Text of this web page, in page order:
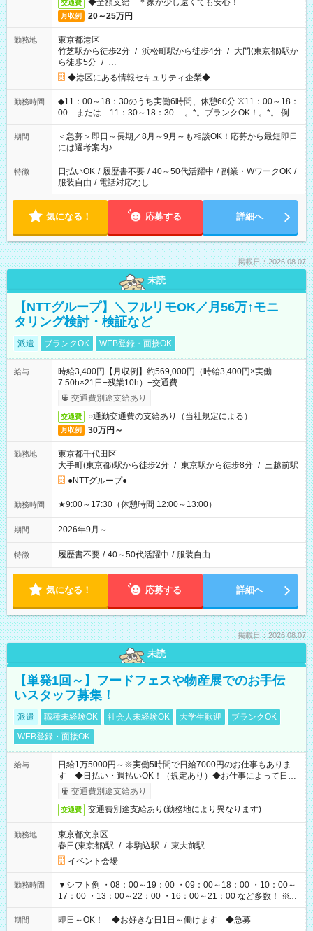
交通費 ◆全額支給 ＊家が少し遠くても安心！
月収例 20～25万円
勤務地
東京都港区
竹芝駅から徒歩2分 / 浜松町駅から徒歩4分 / 大門(東京都)駅か
ら徒歩5分 / …
◆港区にある情報セキュリティ企業◆
勤務時間
◆11：00～18：30のうち実働6時間、休憩60分 ※11：00～18：
00 または 11：30～18：30 。*。ブランクOK！。*。 例え
ば前職が、 在宅/財団法人/事務/コールセンター/受付/販売/カフェ
スタッフ スイーツ販売/ホテルフロント/化粧品販売/など 様々な
業界から入社して活躍されています♪
期間
＜急募＞即日～長期／8月～9月～も相談OK！応募から最短即日
には選考案内♪
特徴 日払いOK / 履歴書不要 / 40～50代活躍中 / 副業・WワークOK /
服装自由 / 電話対応なし
気になる！ 応募する 詳細へ
掲載日：2026.08.07
未読
【NTTグループ】＼フルリモOK／月56万↑モニ
タリング検討・検証など
派遣 ブランクOK WEB登録・面接OK
給与
時給3,400円【月収例】約569,000円（時給3,400円×実働
7.50h×21日+残業10h）+交通費
交通費別途支給あり
交通費 ○通勤交通費の支給あり（当社規定による）
月収例 30万円～
勤務地
東京都千代田区
大手町(東京都)駅から徒歩2分 / 東京駅から徒歩8分 / 三越前駅
●NTTグループ●
勤務時間 ★9:00～17:30（休憩時間 12:00～13:00）
期間 2026年9月～
特徴 履歴書不要 / 40～50代活躍中 / 服装自由
気になる！ 応募する 詳細へ
掲載日：2026.08.07
未読
【単発1回～】フードフェスや物産展でのお手伝
いスタッフ募集！
派遣 職種未経験OK 社会人未経験OK 大学生歓迎
ブランクOK
WEB登録・面接OK
給与
日給1万5000円～※実働5時間で日給7000円のお仕事もありま
す ◆日払い・週払いOK！（規定あり）◆お仕事によって日給
も異なります
交通費別途支給あり
交通費 交通費別途支給あり(勤務地により異なります)
勤務地
東京都文京区
春日(東京都)駅 / 本駒込駅 / 東大前駅
イベント会場
勤務時間
▼シフト例 ・08：00～19：00 ・09：00～18：00 ・10：00～
17：00 ・13：00～22：00 ・16：00～21：00 など多数！ ※お
仕事により勤務時間が異なります
期間 即日～OK！ ◆お好きな日1日～働けます ◆急募